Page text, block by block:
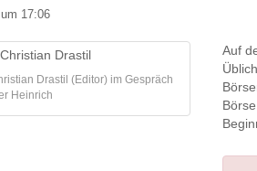
17:06
Drastil (Editor) im Gespräch
Heinrich
Auf